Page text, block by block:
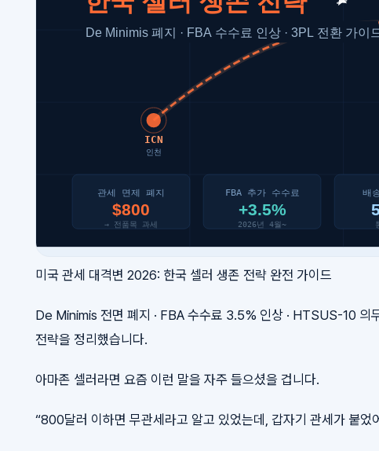
미국 관세 대격변 2026: 한국 셀러 생존 전략 완전 가이드
De Minimis 전면 폐지 · FBA 수수료 3.5% 인상 · HTSUS-10
전략을 정리했습니다.
아마존 셀러라면 요즘 이런 말을 자주 들으셨을 겁니다.
“800달러 이하면 무관세라고 알고 있었는데, 갑자기 관세가 붙었